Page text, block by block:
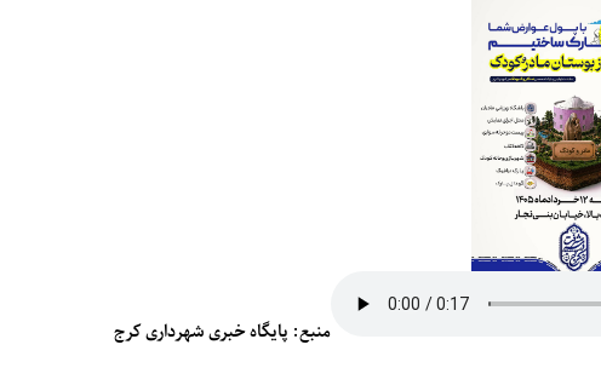
منبع: پایگاه خبری شهرداری کرج